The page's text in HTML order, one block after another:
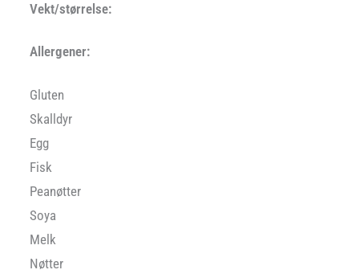
Vekt/størrelse:
Allergener:
Gluten
Skalldyr
Egg
Fisk
Peanøtter
Soya
Melk
Nøtter